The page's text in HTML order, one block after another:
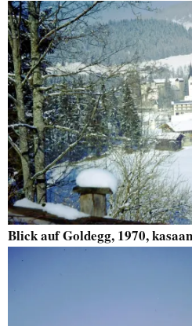
Blick auf Goldegg, 1970,